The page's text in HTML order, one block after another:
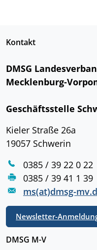
Kontakt
DMSG
Mecklenburg-
Geschäftsstelle
Kieler Straße 26a
19057 Schwerin
0385 / 39 22 0 22
0385 / 39 41 1 39
ms(at)dmsg-
Newsletter-
DMSG M-V